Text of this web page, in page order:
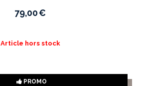
79,00€
Article hors stock
PROMO